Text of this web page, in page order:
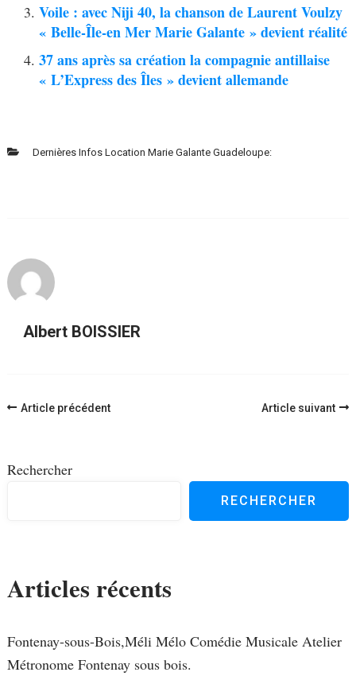
Voile : avec Niji 40, la chanson de Laurent Voulzy
« Belle-Île-en Mer Marie Galante » devient réalité
37 ans après sa création la compagnie antillaise
« L’Express des Îles » devient allemande
Dernières Infos Location Marie Galante Guadeloupe:
Albert BOISSIER
Navigation
Article précédent Article suivant
Rechercher
RECHERCHER
Articles récents
Fontenay-sous-Bois,Méli Mélo Comédie Musicale Atelier
Métronome Fontenay sous bois.